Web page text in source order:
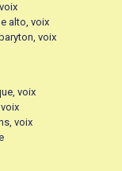
alto, voix
voix
voix
voix